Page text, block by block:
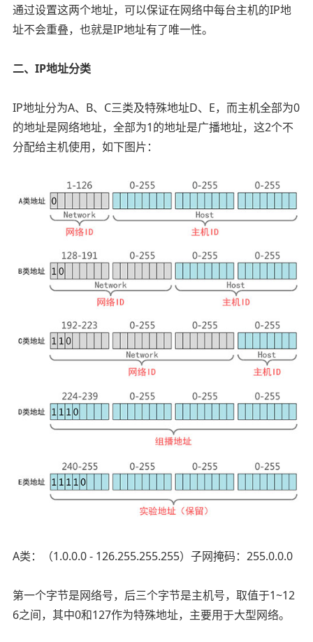
通过设置这两个地址，可以保证在网络中每台主机的IP地
址不会重叠，也就是IP地址有了唯一性。
二、IP地址分类
IP地址分为A、B、C三类及特殊地址D、E，而主机全部为0
的地址是网络地址，全部为1的地址是广播地址，这2个不
分配给主机使用，如下图片：
A类：（1.0.0.0 - 126.255.255.255）子网掩码：255.0.0.0
第一个字节是网络号，后三个字节是主机号，取值于1~12
6之间，其中0和127作为特殊地址，主要用于大型网络。